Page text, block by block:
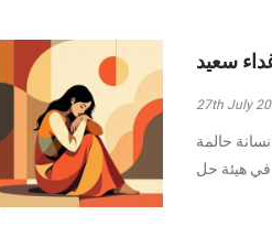
سعيد
27th July
حالمة